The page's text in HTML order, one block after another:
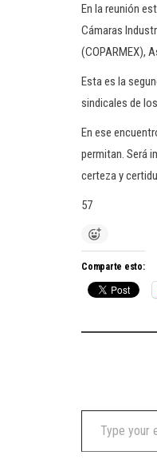
En la reunión
Cámaras
(COPARMEX),
Esta es la
sindicales de
En ese
permitan. Será
certeza y
57
Comparte esto:
Type your email…